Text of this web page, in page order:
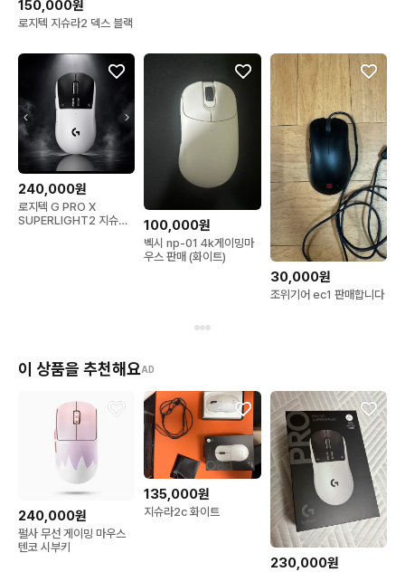
150,000원
로지텍 지슈라2 덱스 블랙
240,000원
로지텍 G PRO X
SUPERLIGHT2 지슈스
100,000원
벡시 np-01 4k게이밍마
우스 판매 (화이트)
30,000원
조위기어 ec1 판매합니다
이 상품을 추천해요AD
240,000원
펄사 무선 게이밍 마우스
텐코 시부키
135,000원
지슈라2c 화이트
230,000원